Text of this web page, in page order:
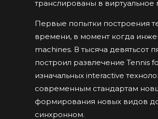
транслированы в виртуальное
Первые попытки построения
времени, в момент когда
machines. В тысяча девятьсот
построил развлечение Tennis
изначальных interactive
современным стандартам
формирования новых видов
синхронном.